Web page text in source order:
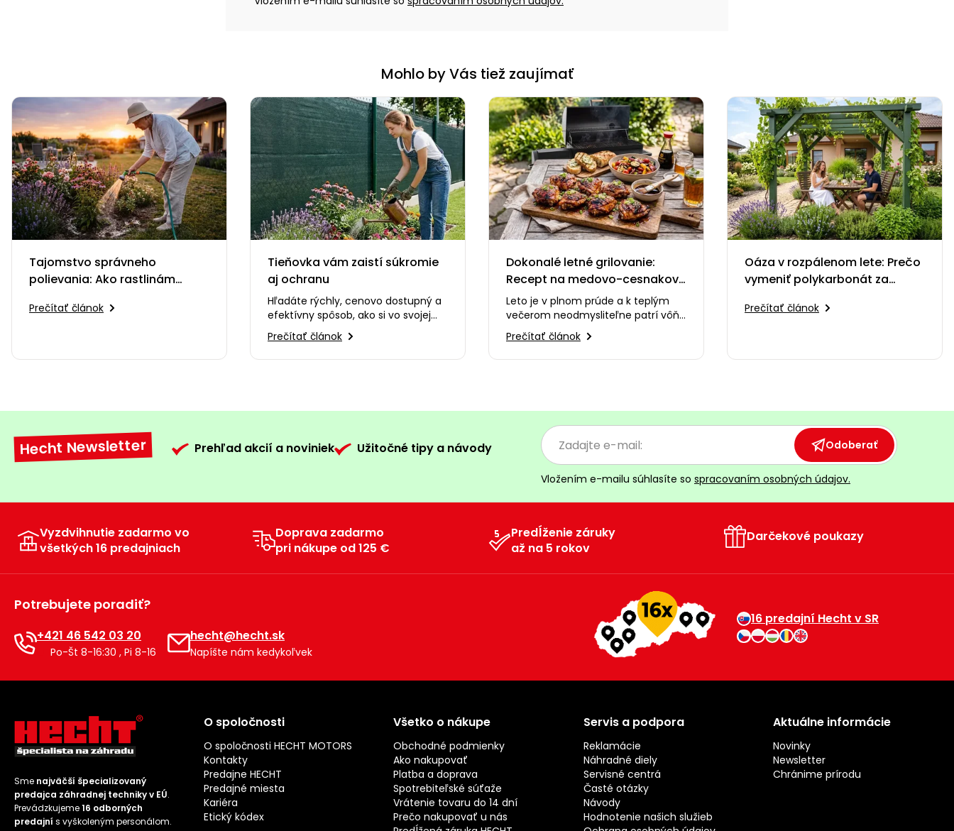
Mohlo by Vás tiež zaujímať
Tajomstvo správneho
polievania: Ako rastlinám
Prečítať článok
Tieňovka vám zaistí súkromie
aj ochranu
Hľadáte rýchly, cenovo dostupný a
efektívny spôsob, ako si vo svojej
záhrade vytvoriť dokonalé
súkromie? Alebo…
Prečítať článok
Dokonalé letné grilovanie:
Recept na medovo-cesnakové
kuracie stehná, ktoré si
zamilujete
Leto je v plnom prúde a k teplým
večerom neodmysliteľne patrí vôňa
dreveného uhlia, praskanie ohňa a
smiech s priateľmi…
Prečítať článok
Oáza v rozpálenom lete: Prečo
vymeniť polykarbonát za
Prečítať článok
Hecht Newsletter Prehľad akcií a noviniek Užitočné tipy a návody Odoberať
Vložením e-mailu súhlasíte so spracovaním osobných údajov.
Vyzdvihnutie zadarmo vo
všetkých 16 predajniach
Doprava zadarmo
pri nákupe od 125 €
Predĺženie záruky
až na 5 rokov
Darčekové poukazy
Potrebujete poradiť?
+421 46 542 03 20
Po-Št 8-16:30 , Pi 8-16
hecht@hecht.sk
Napíšte nám kedykoľvek
16 predajní Hecht v SR
Sme najväčší špecializovaný
predajca záhradnej techniky v EÚ.
Prevádzkujeme16 odborných
predajní s vyškoleným personálom.
O spoločnosti
O spoločnosti HECHT MOTORS
Kontakty
Predajne HECHT
Predajné miesta
Kariéra
Etický kódex
Všetko o nákupe
Obchodné podmienky
Ako nakupovať
Platba a doprava
Spotrebiteľské súťaže
Vrátenie tovaru do 14 dní
Prečo nakupovať u nás
Servis a podpora
Reklamácie
Náhradné diely
Servisné centrá
Časté otázky
Návody
Hodnotenie našich služieb
Aktuálne informácie
Novinky
Newsletter
Chránime prírodu